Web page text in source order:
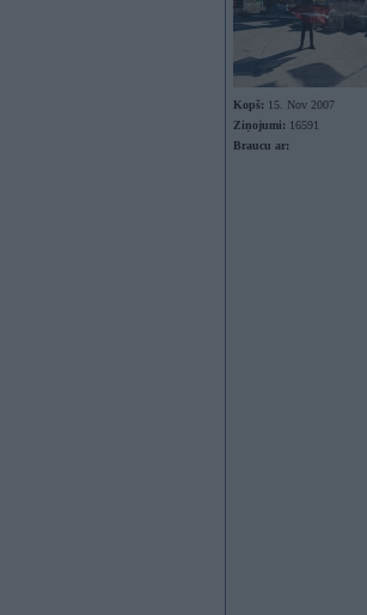
Kopš: 15. Nov 2007
Ziņojumi: 16591
Braucu ar: